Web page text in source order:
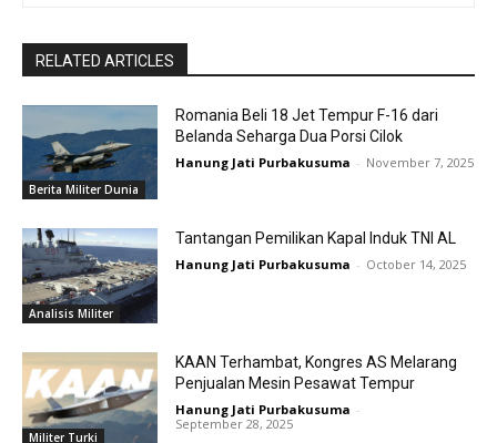
RELATED ARTICLES
Berita Militer Dunia
Romania Beli 18 Jet Tempur F-16 dari
Belanda Seharga Dua Porsi Cilok
Hanung Jati Purbakusuma - November 7, 2025
Analisis Militer
Tantangan Pemilikan Kapal Induk TNI AL
Hanung Jati Purbakusuma - October 14, 2025
Militer Turki
KAAN Terhambat, Kongres AS Melarang
Penjualan Mesin Pesawat Tempur
Hanung Jati Purbakusuma -
September 28, 2025